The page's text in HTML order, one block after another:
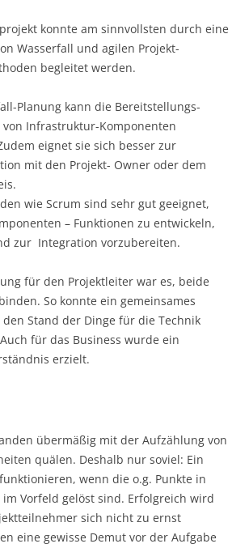
konnte am sinnvollsten durch eine
Wasserfall und agilen Projekt-
begleitet werden.
Planung kann die Bereitstellungs-
von Infrastruktur-Komponenten
eignet sie sich besser zur
mit den Projekt- Owner oder dem
wie Scrum sind sehr gut geeignet,
– Funktionen zu entwickeln,
zur Integration vorzubereiten.
für den Projektleiter war es, beide
So konnte ein gemeinsames
Stand der Dinge für die Technik
für das Business wurde ein
erzielt.
übermäßig mit der Aufzählung von
quälen. Deshalb nur soviel: Ein
wenn die o.g. Punkte in
im Vorfeld gelöst sind. Erfolgreich wird
sich nicht zu ernst
eine gewisse Demut vor der Aufgabe